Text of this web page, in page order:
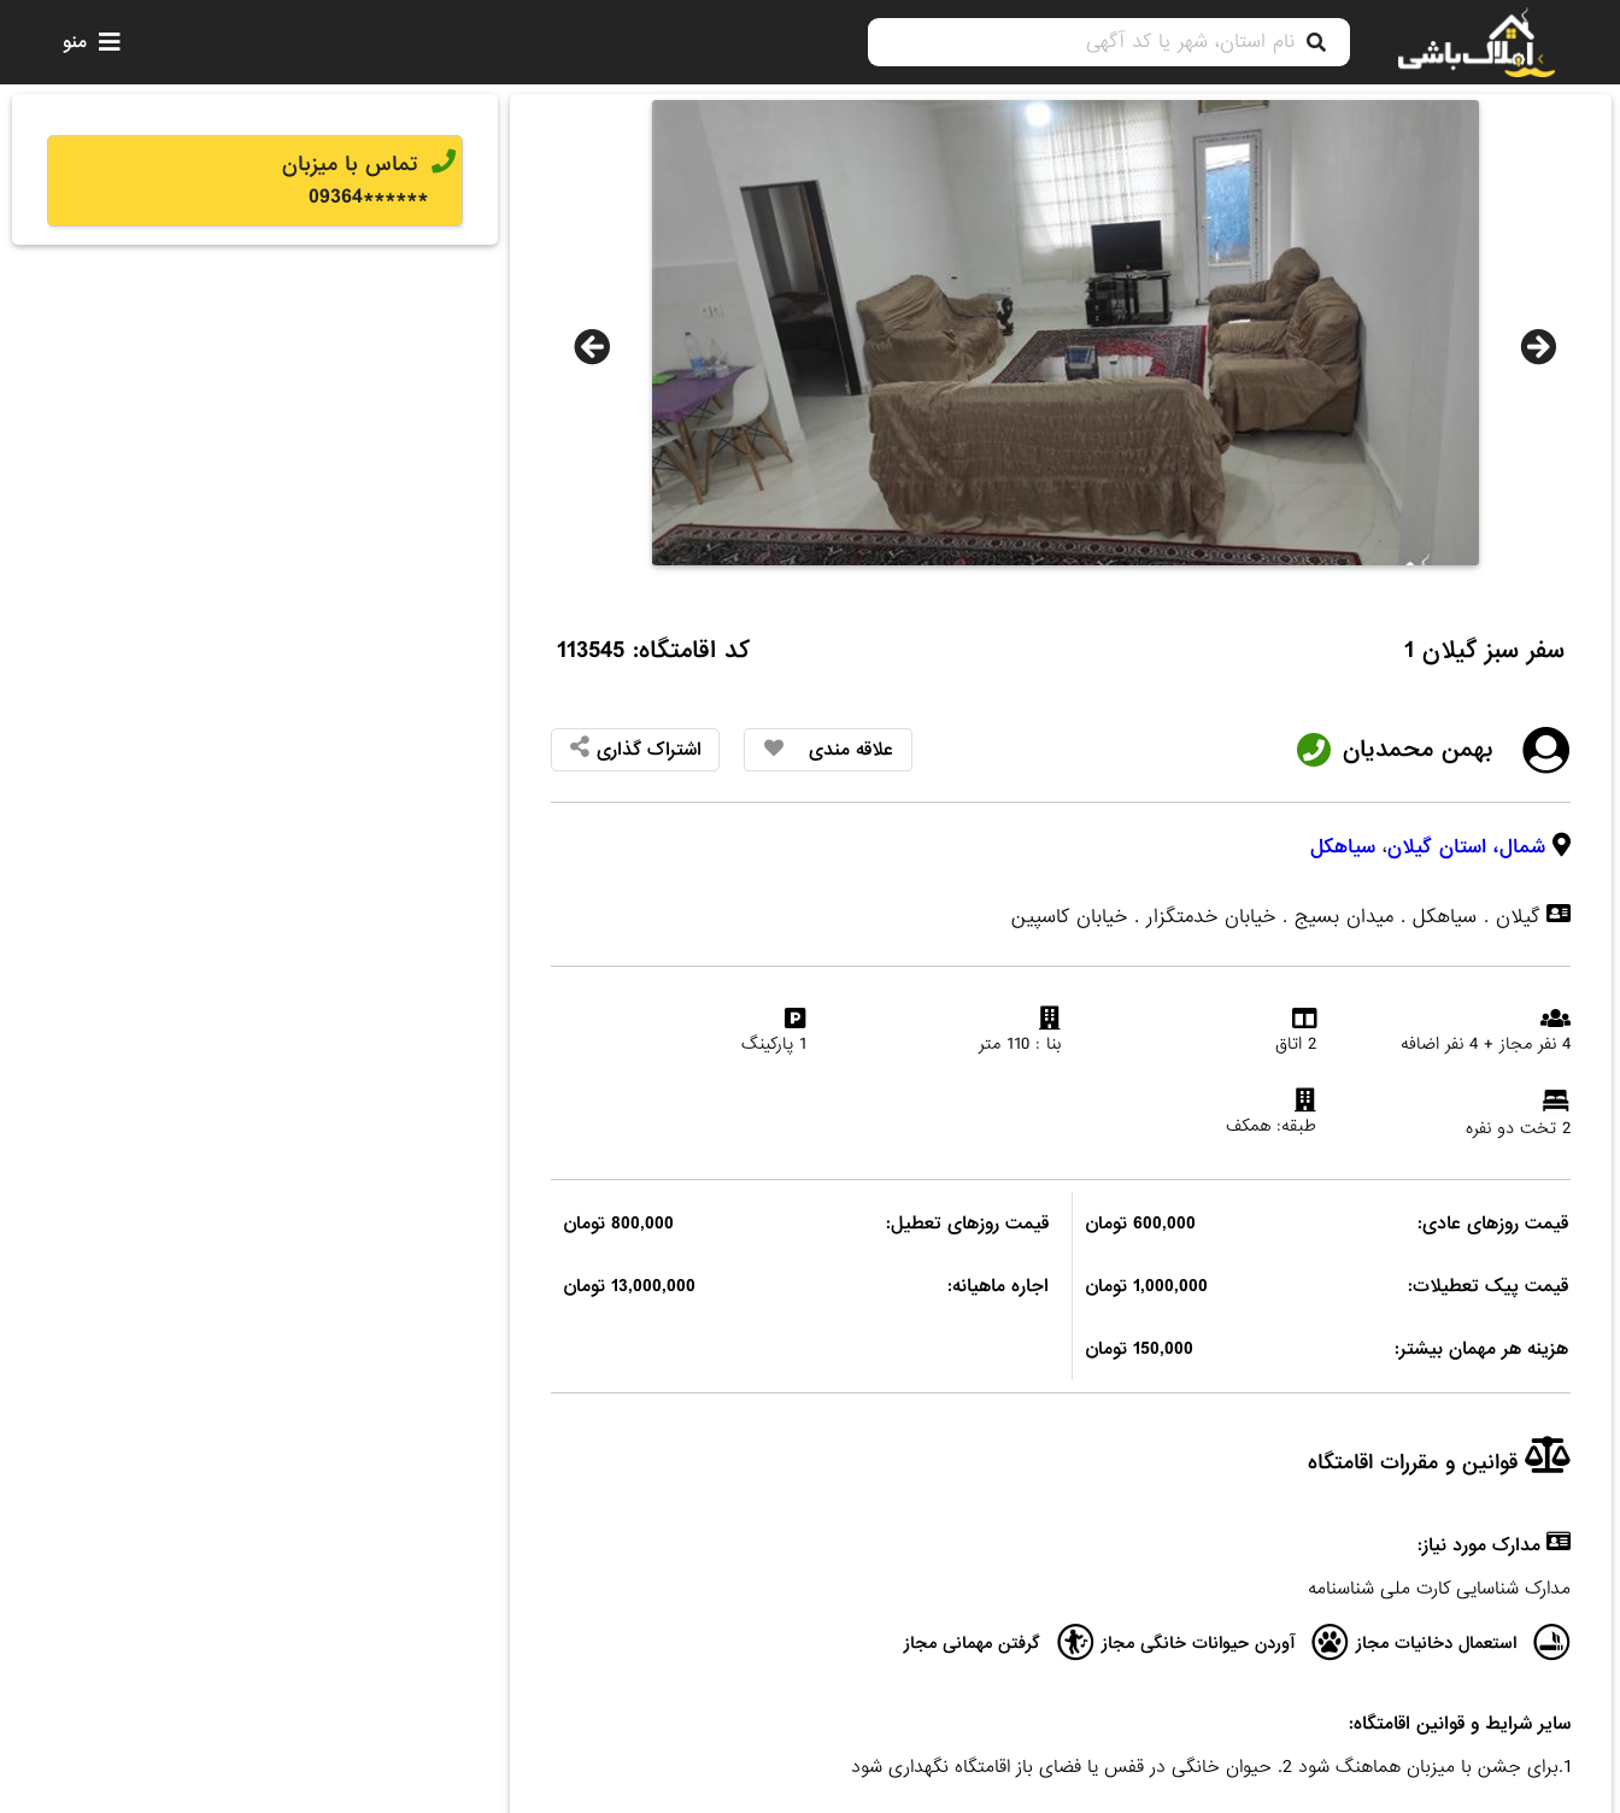
منو
سفر سبز گیلان 1 کد اقامتگاه: 113545
بهمن محمدیان علاقه مندی اشتراک گذاری
شمال، استان گیلان، سیاهکل
گیلان . سیاهکل . میدان بسیج . خیابان خدمتگزار . خیابان کاسپین
4 نفر مجاز + 4 نفر اضافه 2 اتاق بنا : 110 متر 1 پارکینگ
2 تخت دو نفره طبقه: همکف
قیمت روزهای عادی: 600,000 تومان قیمت روزهای تعطیل: 800,000 تومان
قیمت پیک تعطیلات: 1,000,000 تومان اجاره ماهیانه: 13,000,000 تومان
هزینه هر مهمان بیشتر: 150,000 تومان
قوانین و مقررات اقامتگاه
مدارک مورد نیاز:
مدارک شناسایی کارت ملی شناسنامه
استعمال دخانیات مجاز آوردن حیوانات خانگی مجاز گرفتن مهمانی مجاز
سایر شرایط و قوانین اقامتگاه:
1.برای جشن با میزبان هماهنگ شود 2. حیوان خانگی در قفس یا فضای باز اقامتگاه نگهداری شود
تماس با میزبان
******
09364